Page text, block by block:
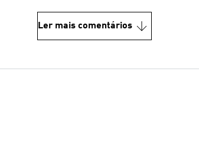
Ler mais comentários